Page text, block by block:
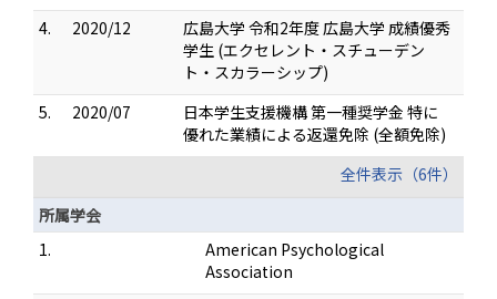
4.
2020/12
広島大学 令和2年度 広島大学 成績優秀
学生 (エクセレント・スチューデン
ト・スカラーシップ)
5.
2020/07
日本学生支援機構 第一種奨学金 特に
優れた業績による返還免除 (全額免除)
全件表示（6件）
所属学会
1.
American Psychological
Association